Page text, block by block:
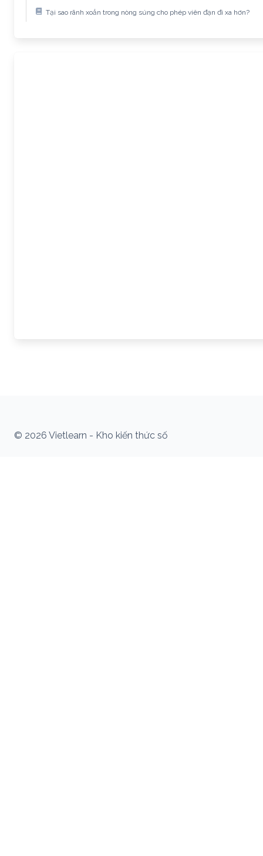
Tại sao rãnh xoắn trong nòng súng cho phép viên đạn đi xa hơn?
© 2026 Vietlearn - Kho kiến thức số